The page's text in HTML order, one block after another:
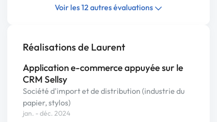
Voir les 12 autres évaluations
Réalisations de Laurent
Application e-commerce appuyée sur le
CRM Sellsy
Société d'import et de distribution (industrie du
papier, stylos)
jan. - déc. 2024